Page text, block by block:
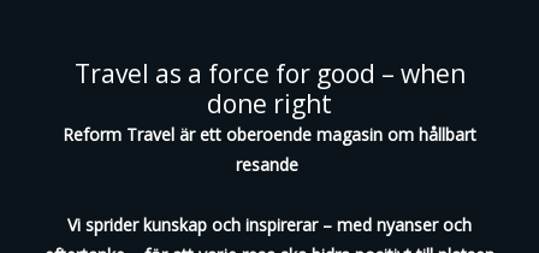
Travel as a force for good – when
done right
Reform Travel är ett oberoende magasin om hållbart
resande
Vi sprider kunskap och inspirerar – med nyanser och